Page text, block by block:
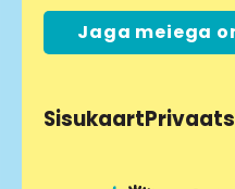
Jaga meiega
Sisukaart